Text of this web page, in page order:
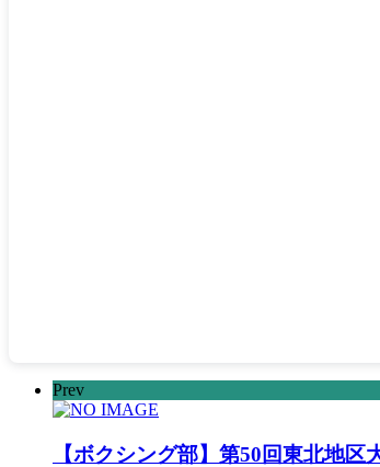
Prev
【ボクシング部】第50回東北地